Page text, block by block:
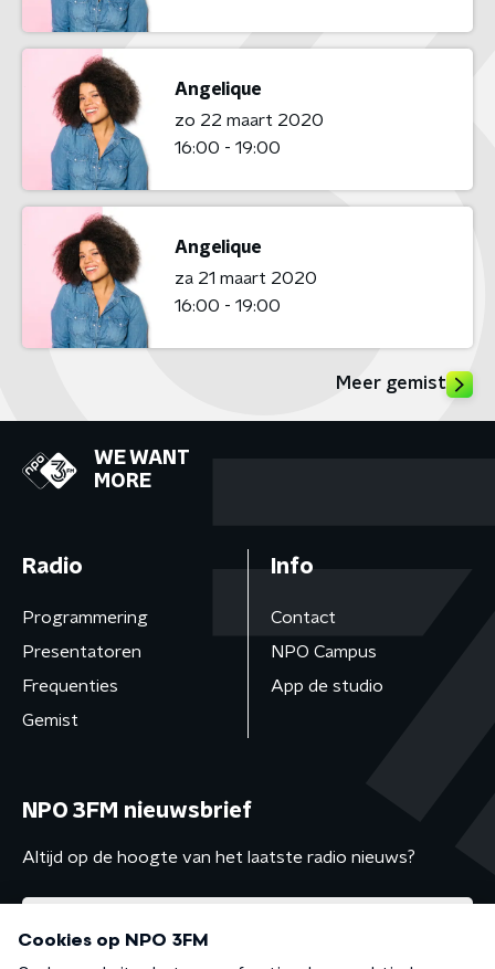
Angelique
zo 22 maart 2020
16:00 - 19:00
Angelique
za 21 maart 2020
16:00 - 19:00
Meer gemist
WE WANT
MORE
Radio
Programmering
Presentatoren
Frequenties
Gemist
Info
Contact
NPO Campus
App de studio
NPO 3FM nieuwsbrief
Altijd op de hoogte van het laatste radio nieuws?